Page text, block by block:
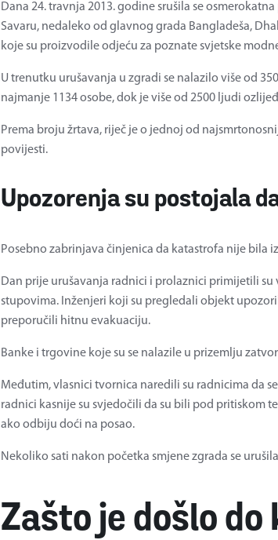
Dana 24. travnja 2013. godine srušila se
Savaru, nedaleko od glavnog grada Bangladeša,
koje su proizvodile odjeću za poznate svjetske
U trenutku urušavanja u zgradi se nalazilo više od
najmanje 1134 osobe, dok je više od 2500 ljudi
Prema broju žrtava, riječ je o jednoj od
povijesti.
Upozorenja su postojala
Posebno zabrinjava činjenica da katastrofa nije bila
Dan prije urušavanja radnici i prolaznici primijetili
stupovima. Inženjeri koji su pregledali objekt
preporučili hitnu evakuaciju.
Banke i trgovine koje su se nalazile u prizemlju
Međutim, vlasnici tvornica naredili su radnicima da
radnici kasnije su svjedočili da su bili pod pritiskom
ako odbiju doći na posao.
Nekoliko sati nakon početka smjene zgrada se
Zašto je došlo